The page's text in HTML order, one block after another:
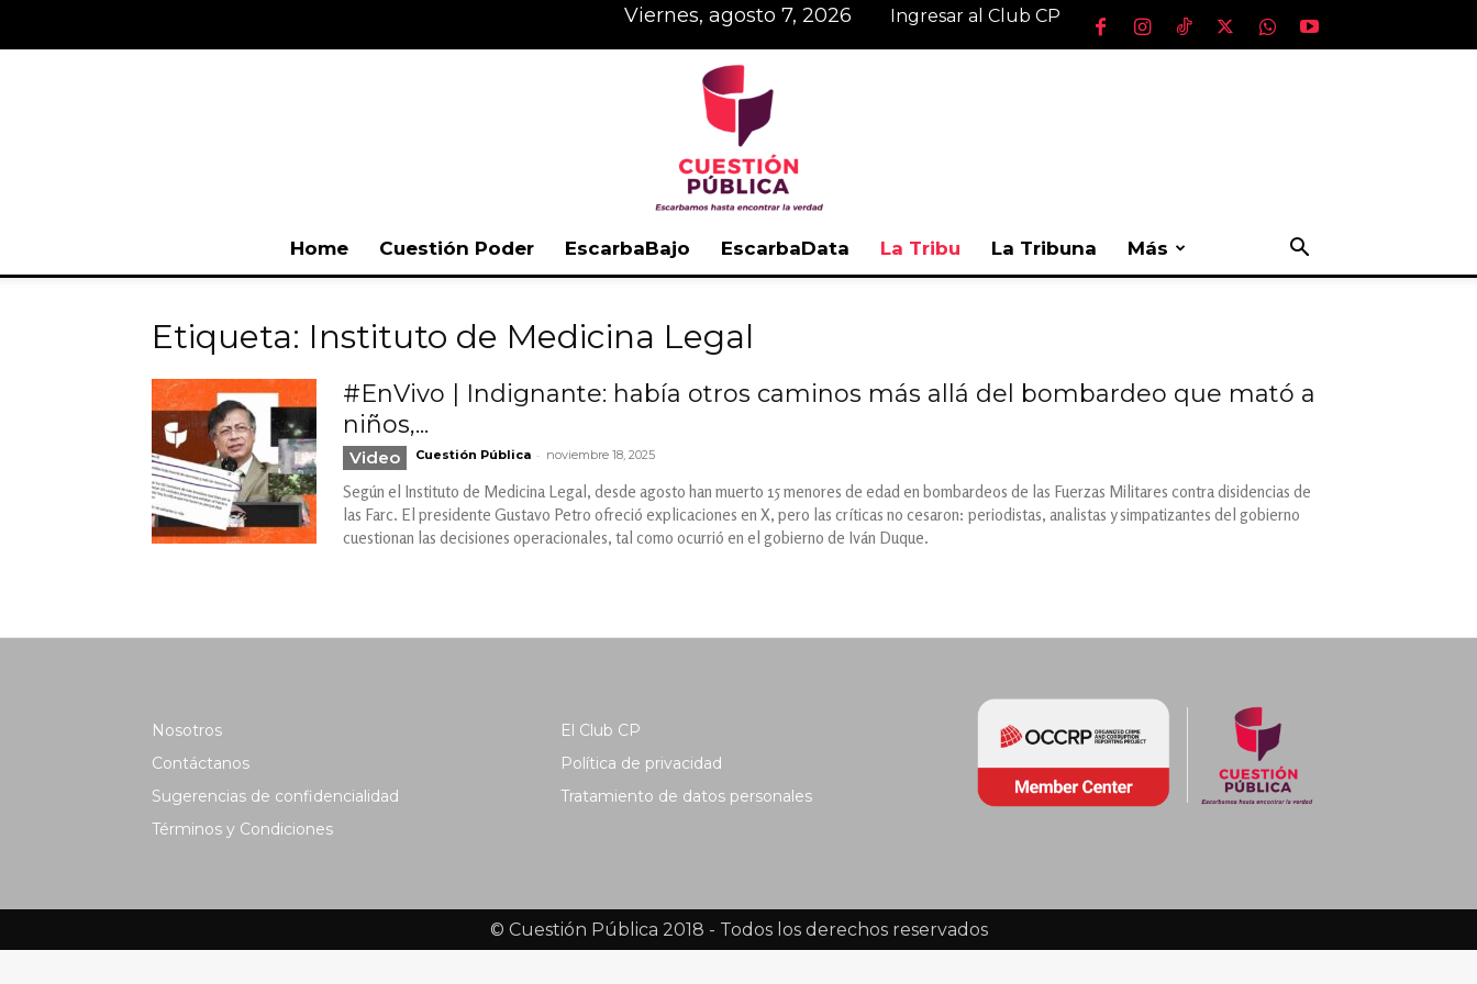
viernes, agosto 7, 2026 Ingresar al Club CP
Home Cuestión Poder EscarbaBajo EscarbaData La Tribu La Tribuna Más
Etiqueta: Instituto de Medicina Legal
#EnVivo | Indignante: había otros caminos más allá del bombardeo que mató a
niños,...
Video Cuestión Pública - noviembre 18, 2025
Según el Instituto de Medicina Legal, desde agosto han muerto 15 menores de edad en bombardeos de las Fuerzas Militares contra disidencias de
las Farc. El presidente Gustavo Petro ofreció explicaciones en X, pero las críticas no cesaron: periodistas, analistas y simpatizantes del gobierno
cuestionan las decisiones operacionales, tal como ocurrió en el gobierno de Iván Duque.
Nosotros
Contáctanos
Sugerencias de confidencialidad
Términos y Condiciones
El Club CP
Política de privacidad
Tratamiento de datos personales
© Cuestión Pública 2018 - Todos los derechos reservados